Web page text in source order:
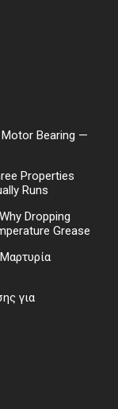
Bearing —
Properties
Runs
Dropping
Grease
για